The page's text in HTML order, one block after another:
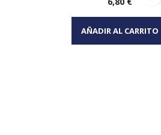
Vista rápida
AÑADIR AL CARRITO